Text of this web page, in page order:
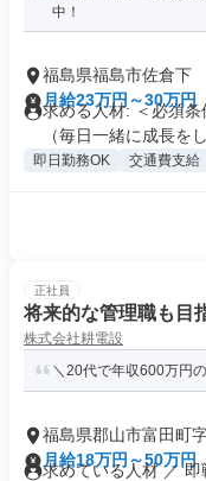
中！
福島県福島市佐倉下
月給23万円～30万円
求める人材: ＜必須
（毎日一緒に成長をし
即日勤務OK 交通費支給
正社員
将来的な管理職も目
株式会社耕電設
＼20代で年収600万円
福島県郡山市富田町
月給18万円～50万円
求めている人材 ／